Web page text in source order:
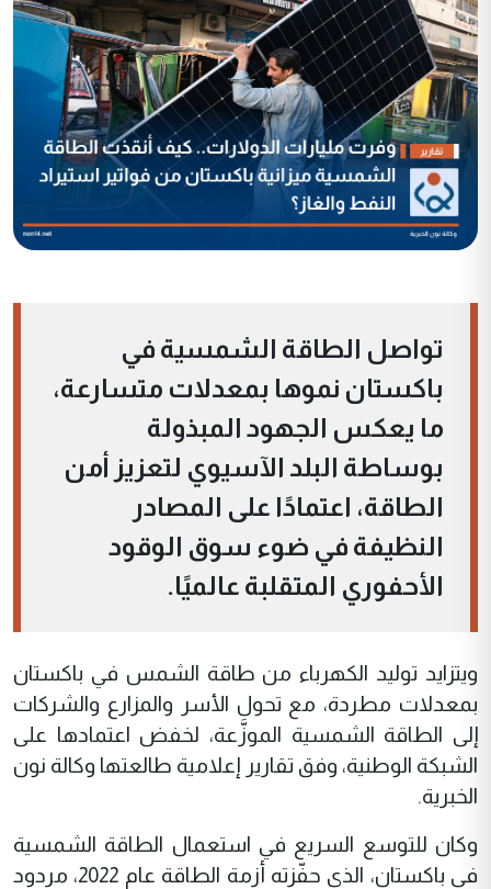
تواصل الطاقة الشمسية في
باكستان نموها بمعدلات متسارعة،
ما يعكس الجهود المبذولة
بوساطة البلد الآسيوي لتعزيز أمن
الطاقة، اعتمادًا على المصادر
النظيفة في ضوء سوق الوقود
الأحفوري المتقلبة عالميًا.
ويتزايد توليد الكهرباء من طاقة الشمس في باكستان
بمعدلات مطردة، مع تحول الأسر والمزارع والشركات
إلى الطاقة الشمسية الموزَّعة، لخفض اعتمادها على
الشبكة الوطنية، وفق تقارير إعلامية طالعتها وكالة نون
الخبرية.
وكان للتوسع السريع في استعمال الطاقة الشمسية
في باكستان، الذي حفّزته أزمة الطاقة عام 2022، مردود